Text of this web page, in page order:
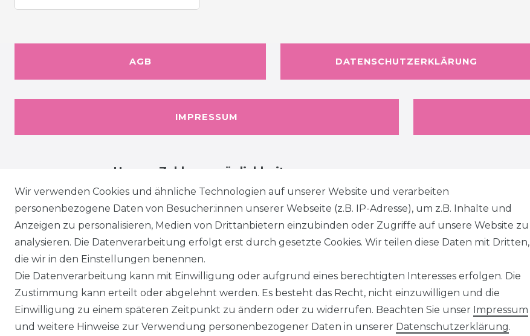
AGB DATENSCHUTZERKLÄRUNG
IMPRESSUM
Unsere Zahlungsmöglichkeiten
Wir verwenden Cookies und ähnliche Technologien auf unserer Website und verarbeiten
personenbezogene Daten von Besucher:innen unserer Webseite (z.B. IP-Adresse), um z.B. Inhalte und
Anzeigen zu personalisieren, Medien von Drittanbietern einzubinden oder Zugriffe auf unsere Website zu
analysieren. Die Datenverarbeitung erfolgt erst durch gesetzte Cookies. Wir teilen diese Daten mit Dritten,
die wir in den Einstellungen benennen.
Die Datenverarbeitung kann mit Einwilligung oder aufgrund eines berechtigten Interesses erfolgen. Die
Zustimmung kann erteilt oder abgelehnt werden. Es besteht das Recht, nicht einzuwilligen und die
Einwilligung zu einem späteren Zeitpunkt zu ändern oder zu widerrufen. Beachten Sie unser Impressum
und weitere Hinweise zur Verwendung personenbezogener Daten in unserer Daten­schutz­erklärung.